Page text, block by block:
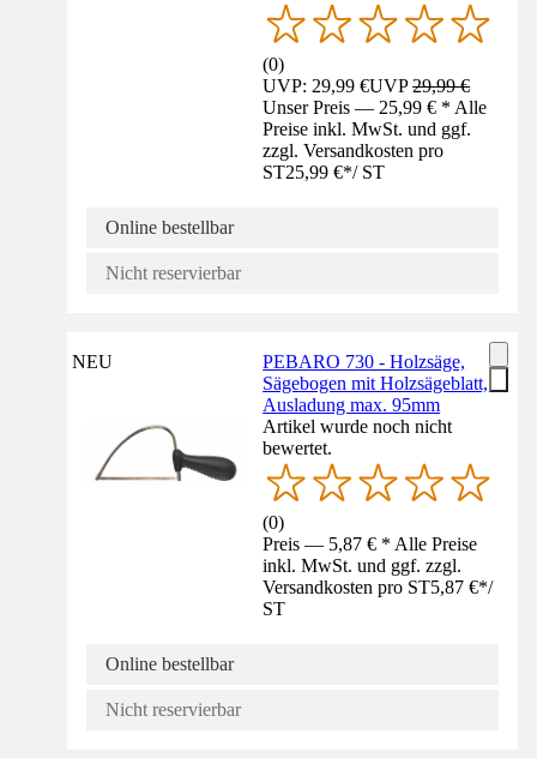
(0)
UVP: 29,99 €UVP29,99 €
Unser Preis — 25,99 € * Alle
Preise inkl. MwSt. und ggf.
zzgl. Versandkosten pro
ST25,99 €*/ ST
Online bestellbar
Nicht reservierbar
NEU
PEBARO 730 - Holzsäge,
Sägebogen mit Holzsägeblatt,
Ausladung max. 95mm
Artikel wurde noch nicht
bewertet.
(0)
Preis — 5,87 € * Alle Preise
inkl. MwSt. und ggf. zzgl.
Versandkosten pro ST5,87 €*/
ST
Online bestellbar
Nicht reservierbar